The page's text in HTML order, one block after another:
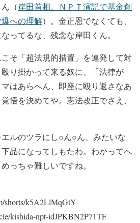
（岸田首相、ＮＰＴ演説で基金創
への理解）。金正恩でなくても、
ってるな、残念な岸田くん。
そ「超法規的措置」を連発して対
り掛かって来る奴に、「法律が
はあらへん、即座に殴り返さなあ
悟を決めてや。憲法改正でさえ、
ルのツラにし○ん○ん、みたいな
品になってしもたわ。わかってへ
っちゃ難しいですね。
shorts/k5A2LlMqGtY
kishida-npt-idJPKBN2P71TF